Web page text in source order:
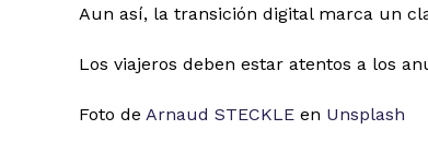
Aun así, la transición digital marca un
Los viajeros deben estar atentos a los
Foto de Arnaud STECKLE en Unsplash